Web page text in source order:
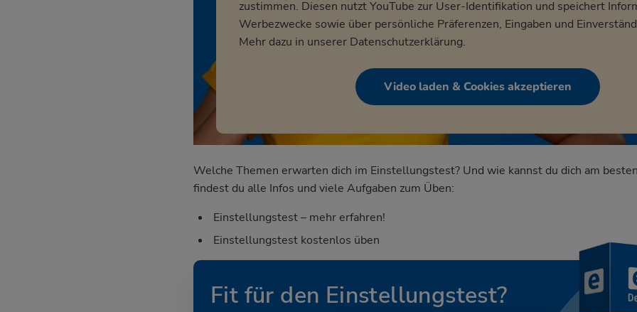
zustimmen. Diesen nutzt YouTube zur User-Identifikation und speichert
Werbezwecke sowie über persönliche Präferenzen, Eingaben und
Mehr dazu in unserer Datenschutzerklärung.
Video laden & Cookies akzeptieren
Welche Themen erwarten dich im Einstellungstest? Und wie kannst du dich am
findest du alle Infos und viele Aufgaben zum Üben:
Einstellungstest – mehr erfahren!
Einstellungstest kostenlos üben
Fit für den Einstellungstest?